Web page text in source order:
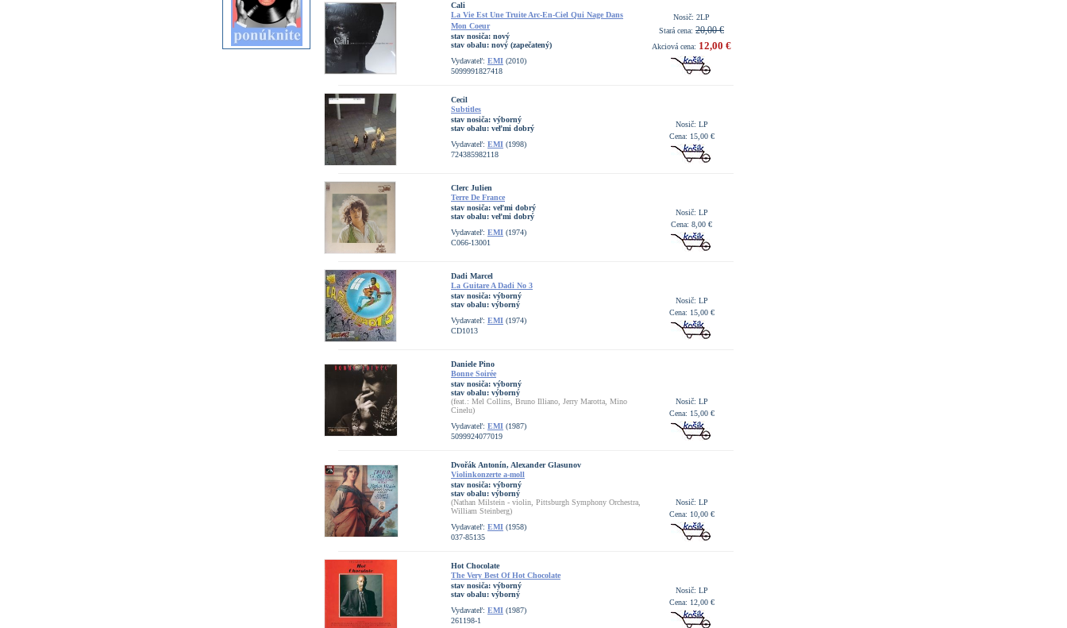
Cali
La Vie Est Une Truite Arc-En-Ciel Qui Nage Dans
Mon Coeur
stav nosiča: nový
stav obalu: nový (zapečatený)
Vydavateľ: EMI (2010)
5099991827418
Nosič: 2LP
Stará cena: 20,00 €
Akciová cena: 12,00 €
Cecil
Subtitles
stav nosiča: výborný
stav obalu: veľmi dobrý
Vydavateľ: EMI (1998)
724385982118
Nosič: LP
Cena: 15,00 €
Clerc Julien
Terre De France
stav nosiča: veľmi dobrý
stav obalu: veľmi dobrý
Vydavateľ: EMI (1974)
C066-13001
Nosič: LP
Cena: 8,00 €
Dadi Marcel
La Guitare A Dadi No 3
stav nosiča: výborný
stav obalu: výborný
Vydavateľ: EMI (1974)
CD1013
Nosič: LP
Cena: 15,00 €
Daniele Pino
Bonne Soirée
stav nosiča: výborný
stav obalu: výborný
(feat.: Mel Collins, Bruno Illiano, Jerry Marotta, Mino
Cinelu)
Vydavateľ: EMI (1987)
5099924077019
Nosič: LP
Cena: 15,00 €
Dvořák Antonín, Alexander Glasunov
Violinkonzerte a-moll
stav nosiča: výborný
stav obalu: výborný
(Nathan Milstein - violin, Pittsburgh Symphony Orchestra,
William Steinberg)
Vydavateľ: EMI (1958)
037-85135
Nosič: LP
Cena: 10,00 €
Hot Chocolate
The Very Best Of Hot Chocolate
stav nosiča: výborný
stav obalu: výborný
Vydavateľ: EMI (1987)
261198-1
Nosič: LP
Cena: 12,00 €